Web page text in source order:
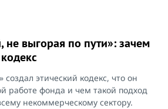
не выгорая по пути»: зачем
этический кодекс, что он
работе фонда и чем такой подход
некоммерческому сектору.